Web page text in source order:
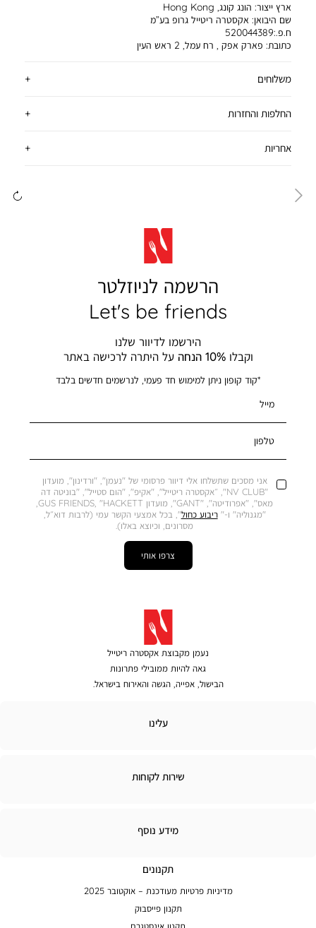
ארץ ייצור: הונג קונג, Hong Kong
שם היבואן: אקסטרה ריטייל גרופ בע”מ
ח.פ.:520044389
כתובת: פארק אפק , רח עמל, 2 ראש העין
משלוחים
החלפות והחזרות
אחריות
הרשמה לניוזלטר
Let's be friends
הירשמו לדיוור שלנו
וקבלו10% הנחה על היתרה לרכישה באתר
*קוד קופון ניתן למימוש חד פעמי, לנרשמים חדשים בלבד
מייל
טלפון
אני מסכים שתשלחו אלי דיוור פרסומי של "נעמן", "ורדינון", מועדון
"NV CLUB", ״אקסטרה ריטייל", "אקיפ", "הום סטייל", "בוניטה דה
מאס", "אפרודיטה", "GANT", מועדון GUS FRIENDS, "HACKETT,
"מגנוליה" ו-" ריבוע כחול", בכל אמצעי הקשר עמי (לרבות דוא״ל,
מסרונים, וכיוצא באלו).
צרפו אותי
נעמן מקבוצת אקסטרה ריטייל
גאה להיות ממובילי פתרונות
הבישול, אפייה, הגשה והאירוח בישראל.
עלינו
שירות לקוחות
מידע
מידע נוסף
תקנונים
מדיניות פרטיות מעודכנת – אוקטובר 2025
תקנון פייסבוק
תקנון אינסטגרם